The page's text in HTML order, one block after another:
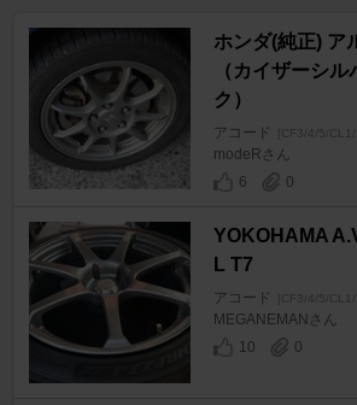
ホンダ(純正) ア
（カイザーシ
ク）
アコード [CF3/4/5/
modeRさん
6
0
YOKOHAMA
L T7
アコード [CF3/4/5/
MEGANEMANさん
10
0